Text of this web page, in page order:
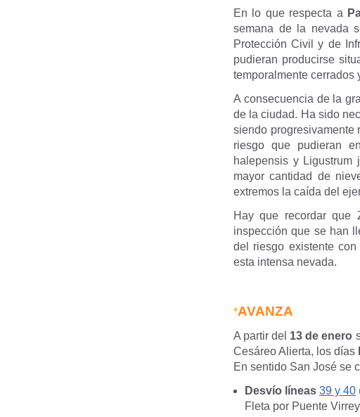
En lo que respecta a
semana de la nevada
Protección Civil y de
pudieran producirse
temporalmente cerrados
A consecuencia de la
de la ciudad. Ha sido
siendo progresivamente
riesgo que pudieran
halepensis y Ligustrum
mayor cantidad de
extremos la caída del
Hay que recordar que
inspección que se han
del riesgo existente
esta intensa nevada.
*AVANZA
A partir del 13 de enero
Cesáreo Alierta, los días
En sentido San José se
Desvío líneas 39 y 40
Fleta por Puente